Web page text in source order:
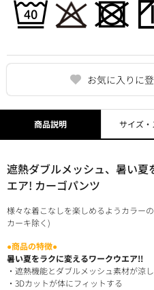
お気に入りに
商品説明
遮熱ダブルメッシュ、暑い
エア! カーゴパンツ
様々な着こなしを楽しめるようカラー
カーキ除く)
●商品の特徴●
暑い夏をラクに変えるワークウエア!!
・遮熱機能とダブルメッシュ素材が涼
・3Dカットが体にフィットする
サイズ